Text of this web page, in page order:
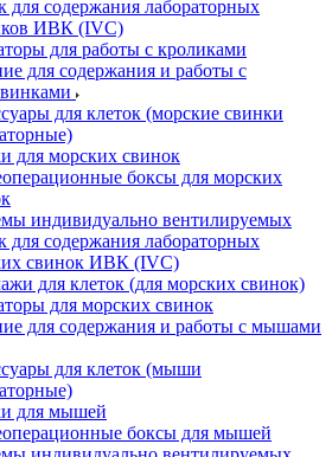
для содержания лабораторных
ИВК (IVC)
для работы с кроликами
для содержания и работы с
для клеток (морские свинки
для морских свинок
боксы для морских
индивидуально вентилируемых
для содержания лабораторных
свинок ИВК (IVC)
для клеток (для морских свинок)
для морских свинок
для содержания и работы с мышами
для клеток (мыши
для мышей
боксы для мышей